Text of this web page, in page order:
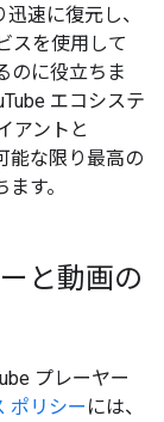
速に復元し、
スを使用して
のに役立ちま
エコシステ
アントと
能な限り最高の
す。
と動画の
プレーヤー
ポリシー には、